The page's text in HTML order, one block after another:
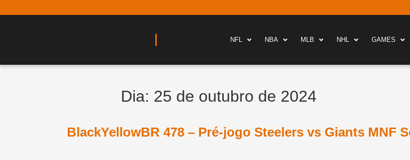
NFL NBA MLB NHL GAMES
Dia: 25 de outubro de 2024
BlackYellowBR 478 – Pré-jogo Steelers vs Giants MNF